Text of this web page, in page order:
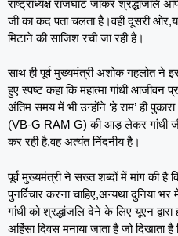
राष्ट्राध्यक्ष राजघाट जाकर श्रद्धांजलि
जी का कद पता चलता है।वहीं दूसरी
मिटाने की साजिश रची जा रही है।
साथ ही पूर्व मुख्यमंत्री अशोक गहलोत ने
हुए स्पष्ट कहा कि महात्मा गांधी
अंतिम समय में भी उन्होंने ‘हे राम’ ही
(VB-G RAM G) की आड़ लेकर गांधी
कर रही है,वह अत्यंत निंदनीय है।
पूर्व मुख्यमंत्री ने सख्त शब्दों में मांग की
पुनर्विचार करना चाहिए,अन्यथा दुनिया
गांधी को श्रद्धांजलि देने के लिए यूएन
अहिंसा दिवस मनाया जाता है जो दिखाता